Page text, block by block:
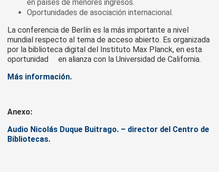
en países de menores ingresos.
Oportunidades de asociación internacional.
La conferencia de Berlín es la más importante a nivel
mundial respecto al tema de acceso abierto. Es organizada
por la biblioteca digital del Instituto Max Planck, en esta
oportunidad en alianza con la Universidad de California.
Más información.
Anexo:
Audio Nicolás Duque Buitrago. – director del Centro de
Bibliotecas.